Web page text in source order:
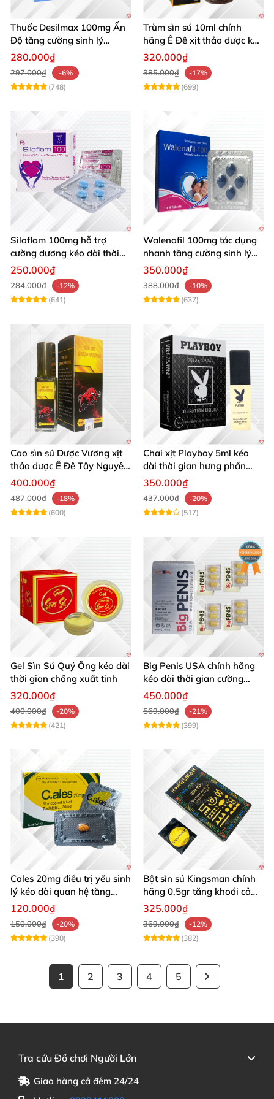
Thuốc Desilmax 100mg Ấn
Độ tăng cường sinh lý
cường dương hiệu quả
280.000₫
297.000₫
-6%
(748)
Trùm sìn sú 10ml chính
hãng Ê Đê xịt thảo dược kéo
dài quan hệ
320.000₫
385.000₫
-17%
(699)
Siloflam 100mg hỗ trợ
cường dương kéo dài thời
gian xuất tinh sớm Nam giới
250.000₫
284.000₫
-12%
(641)
Walenafil 100mg tác dụng
nhanh tăng cường sinh lý
chống xuất tinh sớm
350.000₫
388.000₫
-10%
(637)
Cao sìn sú Dược Vương xịt
thảo dược Ê Đê Tây Nguyên
chuẩn chính hãng kích thích
400.000₫
487.000₫
-18%
(600)
Chai xịt Playboy 5ml kéo
dài thời gian hưng phấn
mạnh mẽ
350.000₫
437.000₫
-20%
(517)
Gel Sìn Sú Quý Ông kéo dài
thời gian chống xuất tinh
320.000₫
400.000₫
-20%
(421)
Big Penis USA chính hãng
kéo dài thời gian cường
dương chống xuất tinh sớm
hộp 12 viên
450.000₫
569.000₫
-21%
(399)
Cales 20mg điều trị yếu sinh
lý kéo dài quan hệ tăng
cường cương dương
120.000₫
150.000₫
-20%
(390)
Bột sìn sú Kingsman chính
hãng 0.5gr tăng khoái cảm
kéo dài
325.000₫
369.000₫
-12%
(382)
1 2 3 4 5
Tra cứu Đồ chơi Người Lớn
Giao hàng cả đêm 24/24